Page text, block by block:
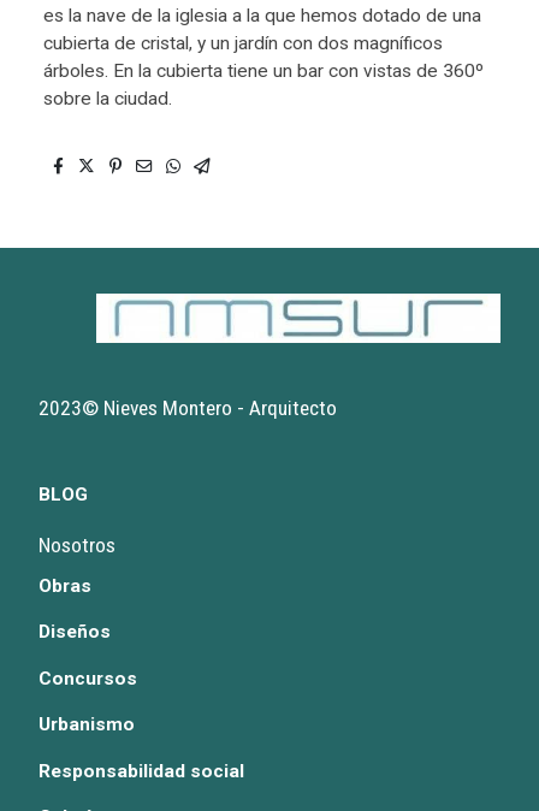
es la nave de la iglesia a la que hemos dotado de una
cubierta de cristal, y un jardín con dos magníficos
árboles. En la cubierta tiene un bar con vistas de 360º
sobre la ciudad.
2023© Nieves Montero - Arquitecto
BLOG
Nosotros
Obras
Diseños
Concursos
Urbanismo
Responsabilidad social